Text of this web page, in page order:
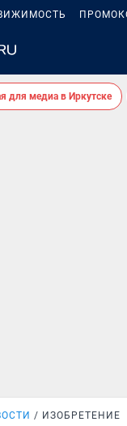
для медиа в Иркутске
ИЗОБРЕТЕНИЕ